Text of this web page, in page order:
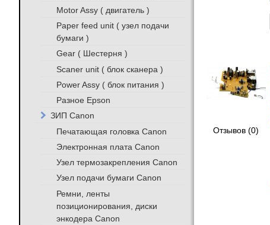
Отзывов (0)
Motor Assy ( двигатель )
Paper feed unit ( узел подачи
бумаги )
Gear ( Шестерня )
Scaner unit ( блок сканера )
Power Assy ( блок питания )
Разное Epson
ЗИП Canon
Печатающая головка Canon
Электронная плата Canon
Узел термозакрепления Canon
Узел подачи бумаги Canon
Ремни, ленты
позиционирования, диски
энкодера Canon